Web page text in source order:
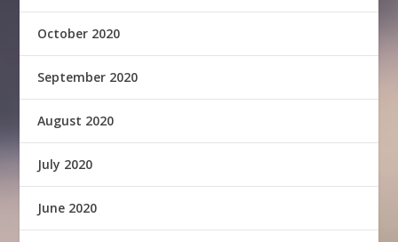
October 2020
September 2020
August 2020
July 2020
June 2020